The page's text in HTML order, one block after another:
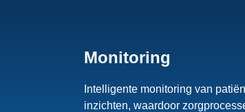
Monitoring
Intelligente monitoring van
inzichten, waardoor